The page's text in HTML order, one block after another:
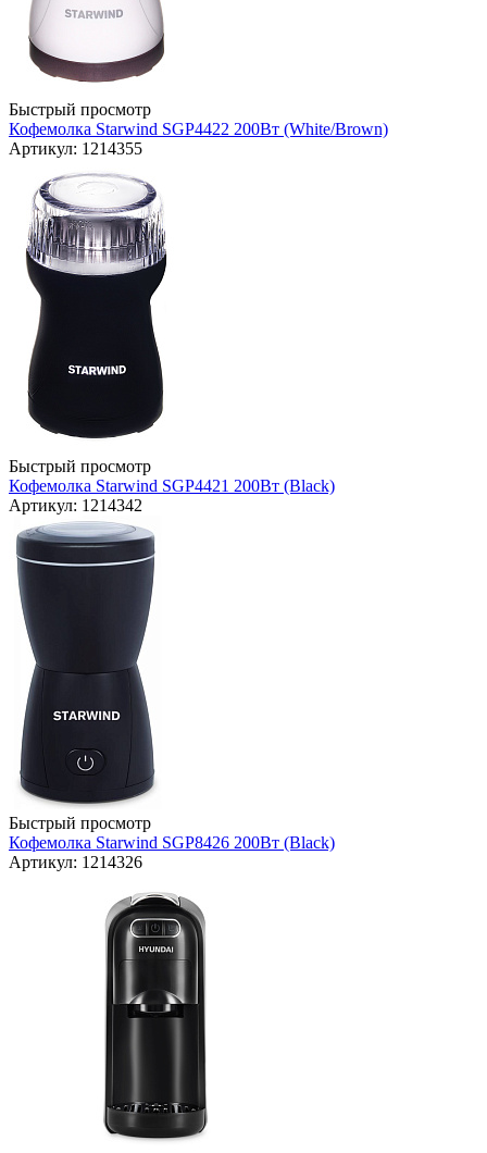
Быстрый просмотр
Кофемолка Starwind SGP4422 200Вт (White/Brown)
Артикул: 1214355
Быстрый просмотр
Кофемолка Starwind SGP4421 200Вт (Black)
Артикул: 1214342
Быстрый просмотр
Кофемолка Starwind SGP8426 200Вт (Black)
Артикул: 1214326